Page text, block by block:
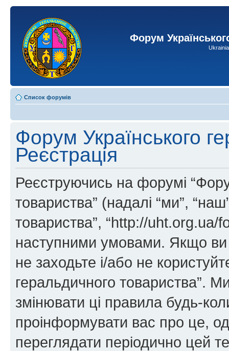
Форум
Список форумів
Форум Українського
Реєстрація
Реєструючись на форумі
товариства” (надалі “ми”,
товариства”, “http://uht.org.ua/
наступними умовами. Якщо ви
не заходьте і/або не
геральдичного товариства”.
змінювати ці правила будь-
проінформувати вас про це,
переглядати періодично цей